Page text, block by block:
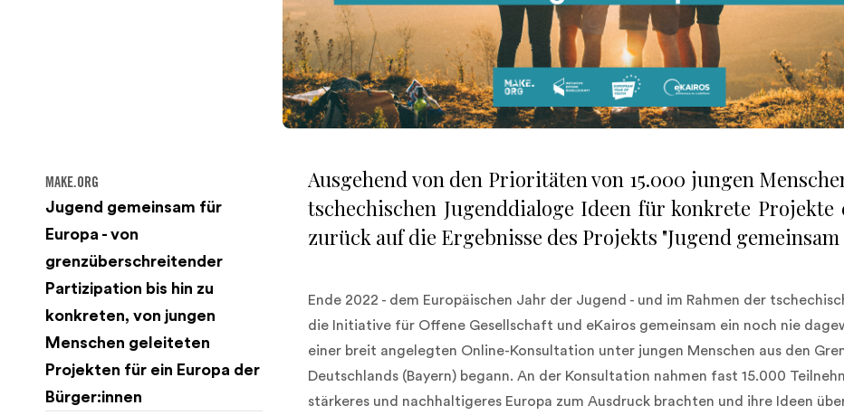
MAKE.ORG
Jugend gemeinsam für
Europa - von
grenzüberschreitender
Partizipation bis hin zu
konkreten, von jungen
Menschen geleiteten
Projekten für ein Europa der
Bürger:innen
Ausgehend von den Prioritäten von 15.000 jungen
tschechischen Jugenddialoge Ideen für konkrete
zurück auf die Ergebnisse des Projekts "Jugend gemeinsam
Ende 2022 - dem Europäischen Jahr der Jugend - und im Rahmen der
die Initiative für Offene Gesellschaft und eKairos gemeinsam ein noch nie
einer breit angelegten Online-Konsultation unter jungen Menschen aus den
Deutschlands (Bayern) begann. An der Konsultation nahmen fast 15.000
stärkeres und nachhaltigeres Europa zum Ausdruck brachten und ihre Ideen